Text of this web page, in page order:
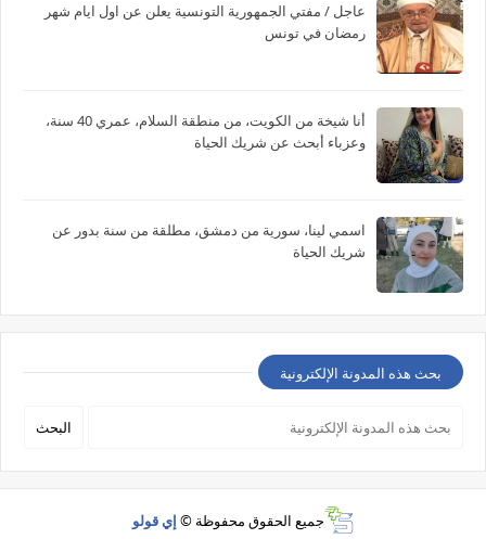
عاجل / مفتي الجمهورية التونسية يعلن عن اول ايام شهر
رمضان في تونس
أنا شيخة من الكويت، من منطقة السلام، عمري 40 سنة،
وعزباء أبحث عن شريك الحياة
اسمي لينا، سورية من دمشق، مطلقة من سنة بدور عن
شريك الحياة
بحث هذه المدونة الإلكترونية
جميع الحقوق محفوظة © إي قولو